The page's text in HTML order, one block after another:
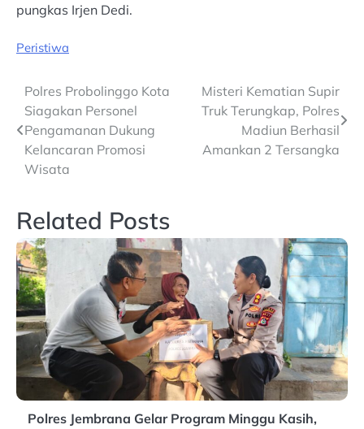
pungkas Irjen Dedi.
Peristiwa
Post
navigation
Polres Probolinggo Kota
Siagakan Personel
Pengamanan Dukung
Kelancaran Promosi
Wisata
Misteri Kematian Supir
Truk Terungkap, Polres
Madiun Berhasil
Amankan 2 Tersangka
Related Posts
Polres Jembrana Gelar Program Minggu Kasih,